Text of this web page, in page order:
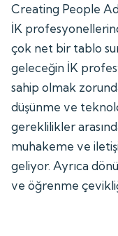
Creating People
İK
çok net bir tablo
geleceğin İK
sahip olmak
düşünme ve
gereklilikler
muhakeme ve
geliyor. Ayrıca
ve öğrenme